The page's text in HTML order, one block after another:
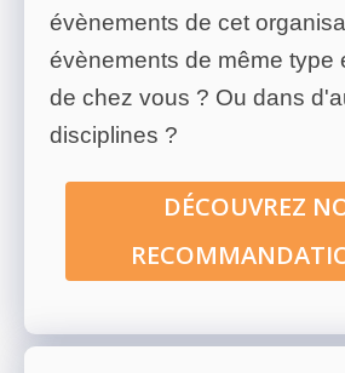
évènements de cet
évènements de même type
de chez vous ? Ou dans
disciplines ?
DÉCOUVREZ